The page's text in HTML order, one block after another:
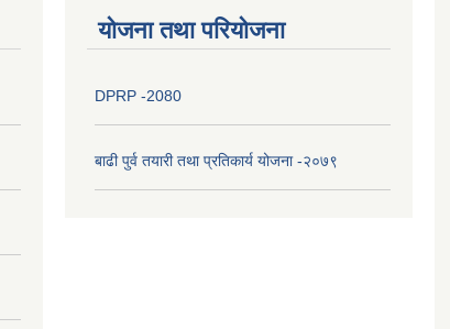
योजना तथा परियोजना
DPRP -2080
बाढी पुर्व तयारी तथा प्रतिकार्य योजना -२०७९